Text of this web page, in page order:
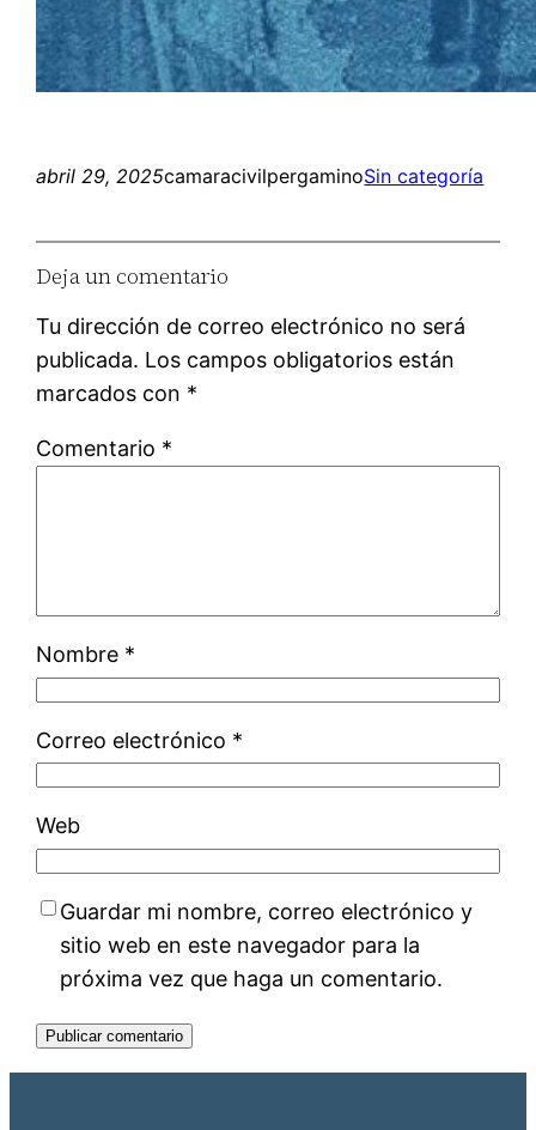
abril 29, 2025camaracivilpergaminoSin categoría
Deja un comentario
Tu dirección de correo electrónico no será
publicada. Los campos obligatorios están
marcados con *
Comentario *
Nombre *
Correo electrónico *
Web
Guardar mi nombre, correo electrónico y
sitio web en este navegador para la
próxima vez que haga un comentario.